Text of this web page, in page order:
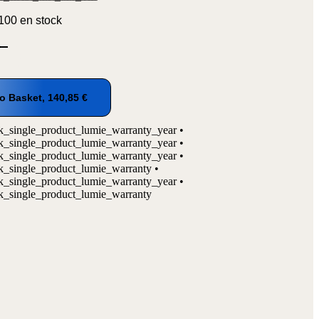
en stock
Basket, 140,85 €
•
•
•
•
•